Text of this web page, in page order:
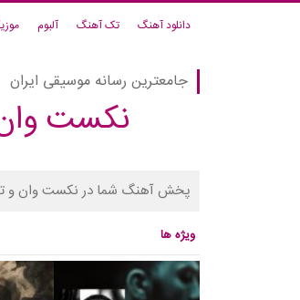
دانلود آهنگ تک آهنگ آلبوم
جامعترین رسانه موسیقی ایران
نکست
پخش آهنگ شما در نکست وان و
ویژه ها